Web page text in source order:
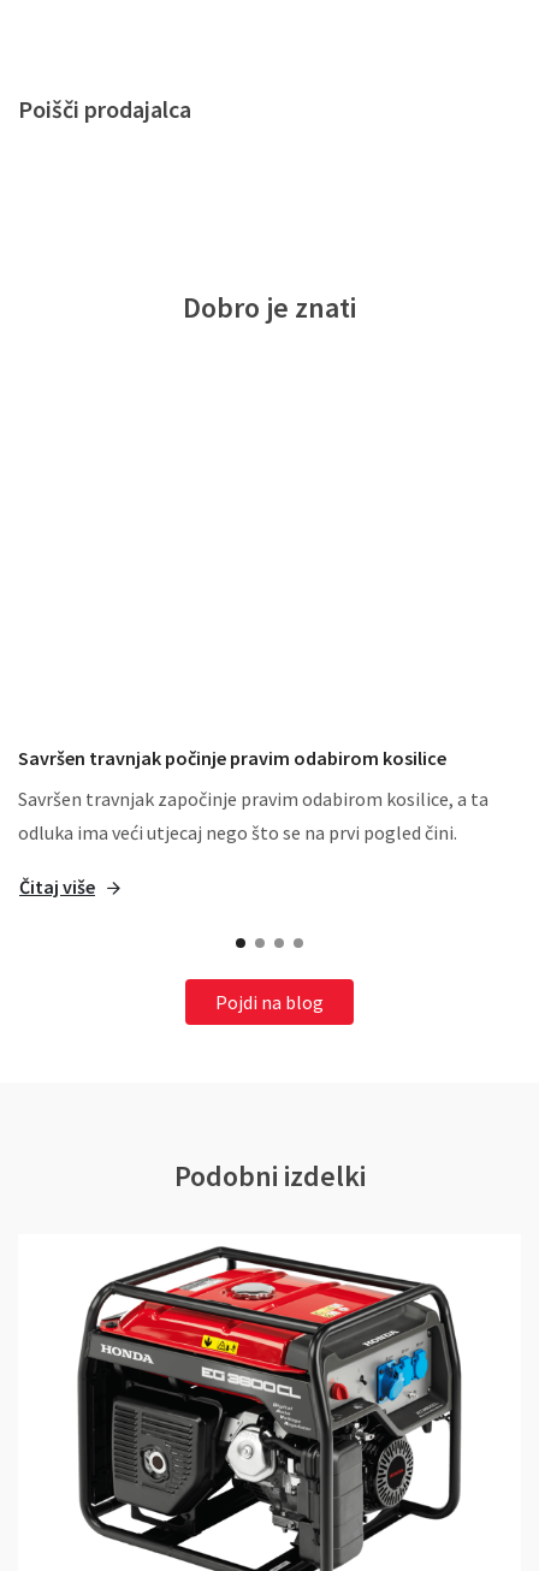
Poišči prodajalca
Dobro je znati
Savršen travnjak počinje pravim odabirom kosilice
Savršen travnjak započinje pravim odabirom kosilice, a ta
odluka ima veći utjecaj nego što se na prvi pogled čini.
Čitaj više
Pojdi na blog
Podobni izdelki